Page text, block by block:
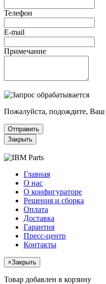
Телефон
E-mail
Примечание
Пожалуйста, подождите, Ваш
Отправить
Закрыть
Главная
О нас
О конфигураторе
Решения и сборка
Оплата
Доставка
Гарантия
Пресс-центр
Контакты
×Закрыть
Товар добавлен в корзину